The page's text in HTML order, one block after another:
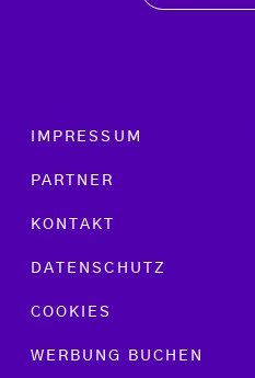
Footer menu
IMPRESSUM
PARTNER
KONTAKT
DATENSCHUTZ
COOKIES
WERBUNG BUCHEN